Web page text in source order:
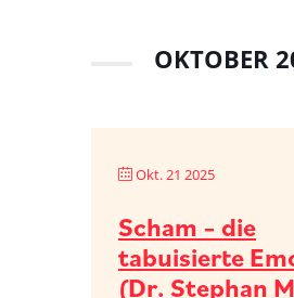
OKTOBER
Okt. 21 2025
Scham – die
tabuisierte
(Dr. Stephan